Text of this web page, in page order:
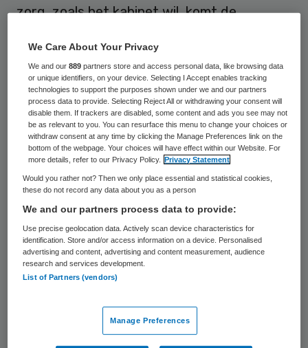
zorg, zoals het kabinet wil, komt de
verzorgingshuizen te vervallen. Op termijn
zullen alleen nog verpleeghuisplaatsen
overblijven voor die ouderen die niet
zelfstandig kunnen wonen. BrabantZorg en
BrabantWonen hebben op dit moment
ongeveer duizend
verzorgingshuisappartementen. Dit aantal
wordt afgebouwd.
Zorgwoningen
BrabantZorg en BrabantWonen verwacht
ingezet kan worden om de groeiende vraag
naar verpleeghuisplaatsen op te vangen.
We Care About Your Privacy
We and our889 partners store and access personal data, like browsing data
or unique identifiers, on your device. Selecting I Accept enables tracking
technologies to support the purposes shown under we and our partners
process data to provide. Selecting Reject All or withdrawing your consent will
disable them. If trackers are disabled, some content and ads you see may not
be as relevant to you. You can resurface this menu to change your choices or
withdraw consent at any time by clicking the Manage Preferences link on the
bottom of the webpage. Your choices will have effect within our Website. For
more details, refer to our Privacy Policy.
Privacy Statement
Would you rather not? Then we only place essential and statistical cookies,
these do not record any data about you as a person
We and our partners process data to provide:
Use precise geolocation data. Actively scan device characteristics for
identification. Store and/or access information on a device. Personalised
advertising and content, advertising and content measurement, audience
research and services development.
List of Partners (vendors)
Manage Preferences